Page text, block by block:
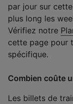
par jour sur
plus long les
Vérifiez notre
cette page pour
spécifique.
Combien coûte
Les billets de